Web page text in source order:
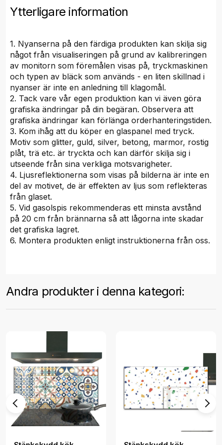
Ytterligare information
1. Nyanserna på den färdiga produkten kan skilja sig
något från visualiseringen på grund av kalibreringen
av monitorn som föremålen visas på, tryckmaskinen
och typen av bläck som används - en liten skillnad i
nyanser är inte en anledning till klagomål.
2. Tack vare vår egen produktion kan vi även göra
grafiska ändringar på din begäran. Observera att
grafiska ändringar kan förlänga orderhanteringstiden.
3. Kom ihåg att du köper en glaspanel med tryck.
Motiv som glitter, guld, silver, betong, marmor, rostig
plåt, trä etc. är tryckta och kan därför skilja sig i
utseende från sina verkliga motsvarigheter.
4. Ljusreflektionerna som visas på bilderna är inte en
del av motivet, de är effekten av ljus som reflekteras
från glaset.
5. Vid gasolspis rekommenderas ett minsta avstånd
på 20 cm från brännarna så att lågorna inte skadar
det grafiska lagret.
6. Montera produkten enligt instruktionerna från oss.
Andra produkter i denna kategori: